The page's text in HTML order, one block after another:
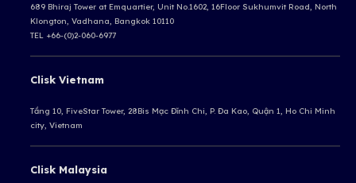
689 Bhiraj Tower at Emquartier, Unit No.1602, 16Floor Sukhumvit Road, North
Klongton, Vadhana, Bangkok 10110
TEL +66-(0)2-060-6977
Clisk Vietnam
Tầng 10, FiveStar Tower, 28Bis Mạc Đĩnh Chi, P. Đa Kao, Quận 1, Ho Chi Minh
city, Vietnam
Clisk Malaysia